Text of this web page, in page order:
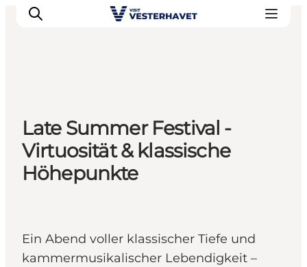
Events
Erlebnisse
Unsere Städte
Essen & Übernachtung
Late Summer Festival -
Virtuosität & klassische
Höhepunkte
Ein Abend voller klassischer Tiefe und
kammermusikalischer Lebendigkeit –